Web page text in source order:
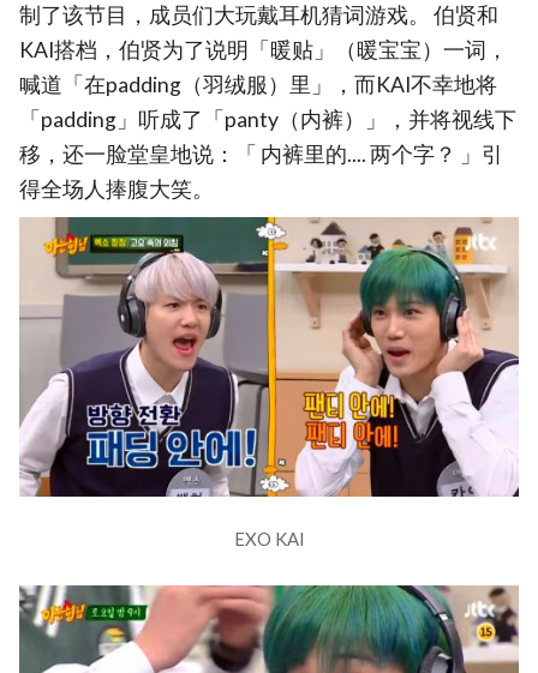
制了该节目，成员们大玩戴耳机猜词游戏。 伯贤和
KAI搭档，伯贤为了说明「暖贴」（暖宝宝）一词，
喊道「在padding（羽绒服）里」，而KAI不幸地将
「padding」听成了「panty（内裤）」，并将视线下
移，还一脸堂皇地说：「 内裤里的.... 两个字？ 」引
得全场人捧腹大笑。
EXO KAI